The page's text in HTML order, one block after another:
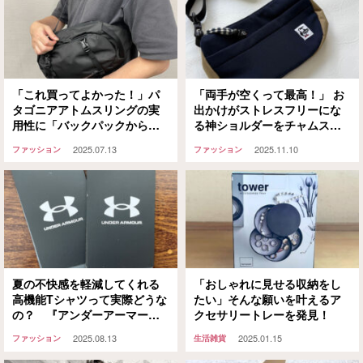
「これ買ってよかった！」パ
タゴニアアトムスリングの実
用性に「バックパックから卒
ファッション 2025.07.13
「両手が空くって最高！」 お
出かけがストレスフリーにな
る神ショルダーをチャムスで
ファッション 2025.11.10
夏の不快感を軽減してくれる
高機能Tシャツって実際どうな
の？ 『アンダーアーマー』
ファッション 2025.08.13
「おしゃれに見せる収納をし
たい」そんな願いを叶えるア
クセサリートレーを発見！
生活雑貨 2025.01.15